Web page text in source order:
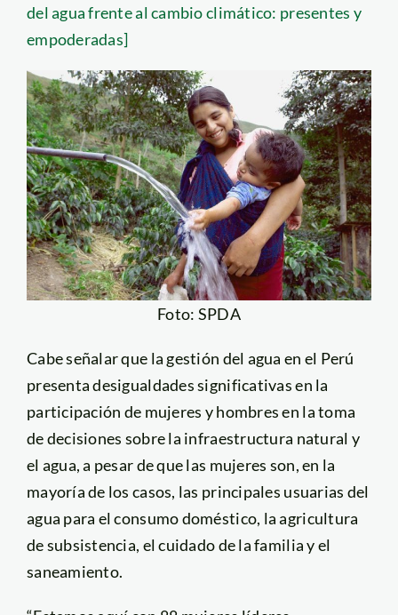
del agua frente al cambio climático: presentes y
empoderadas]
Foto: SPDA
Cabe señalar que la gestión del agua en el Perú
presenta desigualdades significativas en la
participación de mujeres y hombres en la toma
de decisiones sobre la infraestructura natural y
el agua, a pesar de que las mujeres son, en la
mayoría de los casos, las principales usuarias del
agua para el consumo doméstico, la agricultura
de subsistencia, el cuidado de la familia y el
saneamiento.